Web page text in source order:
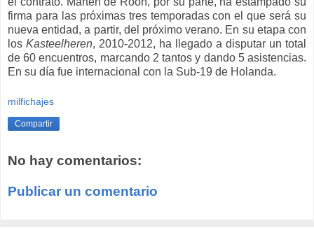
firma para las próximas tres temporadas con el que será su
nueva entidad, a partir, del próximo verano. En su etapa con
los Kasteelheren, 2010-2012, ha llegado a disputar un total
de 60 encuentros, marcando 2 tantos y dando 5 asistencias.
En su día fue internacional con la Sub-19 de Holanda.
milfichajes
Compartir
No hay comentarios:
Publicar un comentario